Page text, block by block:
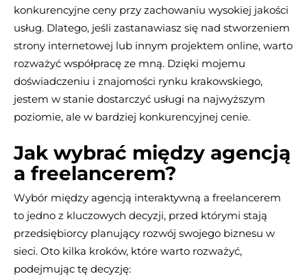
konkurencyjne ceny przy zachowaniu wysokiej jakości
usług. Dlatego, jeśli zastanawiasz się nad stworzeniem
strony internetowej lub innym projektem online, warto
rozważyć współpracę ze mną. Dzięki mojemu
doświadczeniu i znajomości rynku krakowskiego,
jestem w stanie dostarczyć usługi na najwyższym
poziomie, ale w bardziej konkurencyjnej cenie.
Jak wybrać między agencją
a freelancerem?
Wybór między agencją interaktywną a freelancerem
to jedno z kluczowych decyzji, przed którymi stają
przedsiębiorcy planujący rozwój swojego biznesu w
sieci. Oto kilka kroków, które warto rozważyć,
podejmując tę decyzję: